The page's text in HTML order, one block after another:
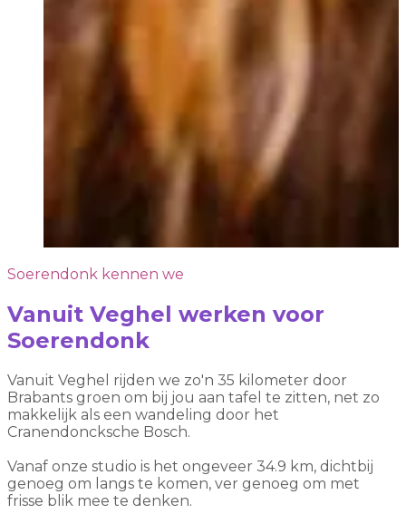
Soerendonk kennen we
Vanuit Veghel werken voor
Soerendonk
Vanuit Veghel rijden we zo'n 35 kilometer door
Brabants groen om bij jou aan tafel te zitten, net zo
makkelijk als een wandeling door het
Cranendoncksche Bosch.
Vanaf onze studio is het ongeveer 34.9 km, dichtbij
genoeg om langs te komen, ver genoeg om met
frisse blik mee te denken.